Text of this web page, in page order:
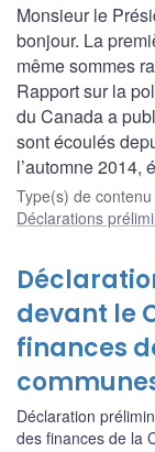
Monsieur le
bonjour. La
même sommes
Rapport sur la
du Canada a
sont écoulés
l’automne 2014,
Type(s) de contenu
Déclarations
devant le
finances
Déclaration
des finances de la